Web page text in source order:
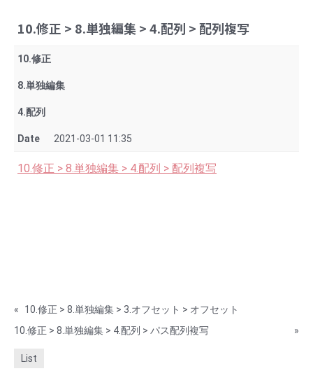
10.修正 > 8.単独編集 > 4.配列 > 配列複写
10.修正
8.単独編集
4.配列
Date 2021-03-01 11:35
10.修正 > 8.単独編集 > 4.配列 > 配列複写
«
10.修正 > 8.単独編集 > 3.オフセット > オフセット
10.修正 > 8.単独編集 > 4.配列 > パス配列複写
»
List